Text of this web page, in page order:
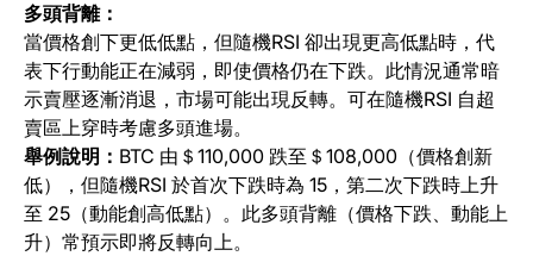
多頭背離：
當價格創下更低低點，但隨機RSI 卻出現更高低點時，代
表下行動能正在減弱，即使價格仍在下跌。此情況通常暗
示賣壓逐漸消退，市場可能出現反轉。可在隨機RSI 自超
賣區上穿時考慮多頭進場。
舉例說明： BTC 由＄110,000 跌至＄108,000（價格創新
低），但隨機RSI 於首次下跌時為 15，第二次下跌時上升
至 25（動能創高低點）。此多頭背離（價格下跌、動能上
升）常預示即將反轉向上。